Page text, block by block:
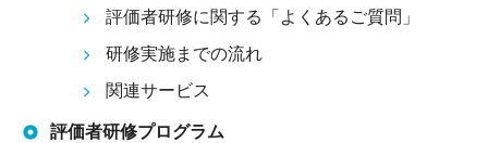
評価者研修に関する「よくあるご質問」
研修実施までの流れ
関連サービス
評価者研修プログラム